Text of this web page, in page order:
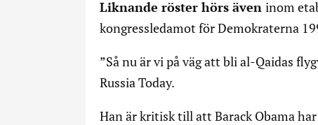
Liknande röster hörs även inom
kongressledamot för Demokraterna
”Så nu är vi på väg att bli al-Qaidas
Russia Today.
Han är kritisk till att Barack Obama